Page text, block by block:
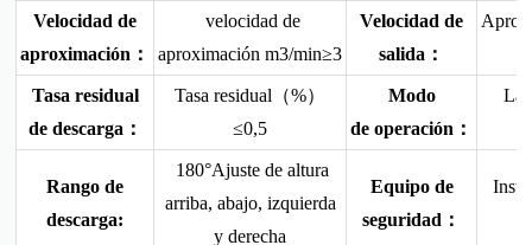
Velocidad de
aproximación：
velocidad de
aproximación m3/min≥3
Velocidad de
salida：
Tasa residual
de descarga：
Tasa residual（%）
≤0,5
Modo
de operación ：
Rango de
descarga:
180°Ajuste de altura
arriba, abajo, izquierda
y derecha
Equipo de
seguridad：